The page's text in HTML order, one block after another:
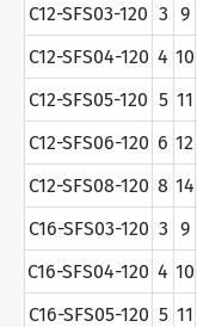
C12-SFS03-120 3 9
C12-SFS04-120 4 10
C12-SFS05-120 5 11
C12-SFS06-120 6 12
C12-SFS08-120 8 14
C16-SFS03-120 3 9
C16-SFS04-120 4 10
C16-SFS05-120 5 11